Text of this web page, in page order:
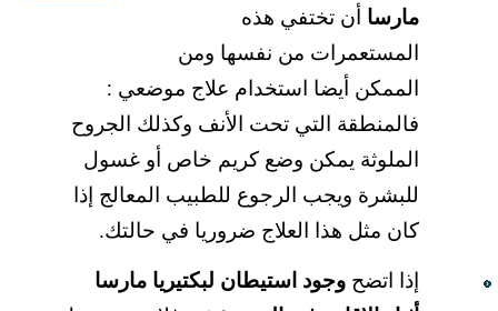
مارسا أن تختفي ھذه
المستعمرات من نفسھا ومن
الممكن أیضا استخدام علاج موضعي :
فالمنطقة التي تحت الأنف وكذلك الجروح
الملوثة یمكن وضع كریم خاص أو غسول
للبشرة ویجب الرجوع للطبیب المعالج إذا
كان مثل ھذا العلاج ضروریا في حالتك.
إذا اتضح وجود استیطان لبكتیریا مارسا